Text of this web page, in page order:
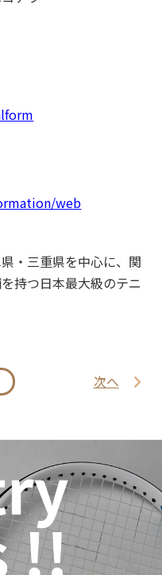
web
・三重県を中心に、関
持つ日本最大級のテニ
次へ